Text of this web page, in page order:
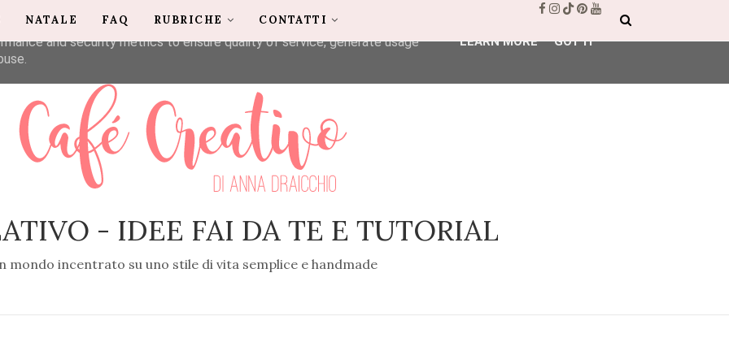
- IDEE FAI DA TE E TUTORIAL
mondo incentrato su uno stile di vita semplice e handmade
NATALE FAQ RUBRICHE CONTATTI
its services and to analyze traffic. Your IP address and user-agent
and security metrics to ensure quality of service, generate usage
LEARN MORE GOT IT